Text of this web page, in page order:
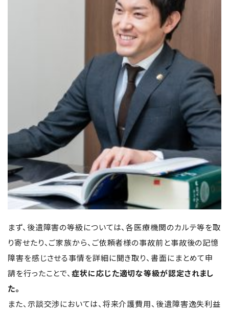
まず、後遺障害の等級については、各医療機関のカルテ等を取
り寄せたり、ご家族から、ご依頼者様の事故前と事故後の記憶
障害を感じさせる事情を詳細に聞き取り、書面にまとめて申
請を行ったことで、症状に応じた適切な等級が認定されまし
た。
また、示談交渉においては、将来介護費用、後遺障害逸失利益